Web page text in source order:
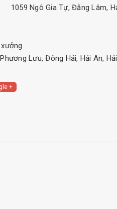
1059 Ngô Gia Tự, Đằng Lâm,
Lưu, Đông Hải, Hải An,
+